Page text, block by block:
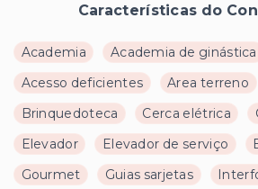
Características do
Academia
Academia de ginástica
Acesso deficientes
Area terreno
Brinquedoteca
Cerca elétrica
Elevador
Elevador de serviço
Gourmet
Guias sarjetas